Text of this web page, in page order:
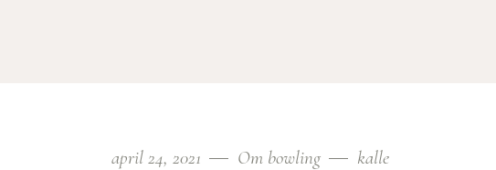
april 24, 2021 Om bowling kalle